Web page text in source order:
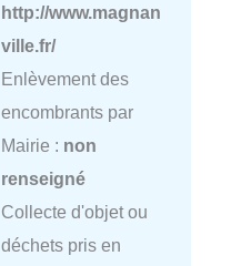
http://www.magnan
ville.fr/
Enlèvement des
encombrants par
Mairie : non
renseigné
Collecte d'objet ou
déchets pris en